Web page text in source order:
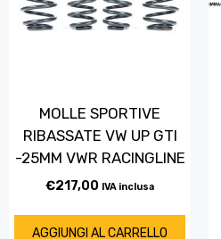
MOLLE SPORTIVE
RIBASSATE VW UP GTI
-25MM VWR RACINGLINE
€217,00 IVA inclusa
AGGIUNGI AL CARRELLO